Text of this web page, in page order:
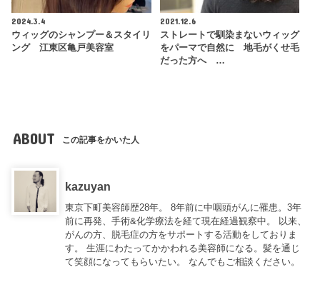
2024.3.4
ウィッグのシャンプー＆スタイリ
ング 江東区亀戸美容室
2021.12.6
ストレートで馴染まないウィッグ
をパーマで自然に 地毛がくせ毛
だった方へ …
ABOUT この記事をかいた人
kazuyan
東京下町美容師歴28年。 8年前に中咽頭がんに罹患。3年
前に再発、手術&化学療法を経て現在経過観察中。 以来、
がんの方、脱毛症の方をサポートする活動をしておりま
す。 生涯にわたってかかわれる美容師になる。髪を通じ
て笑顔になってもらいたい。 なんでもご相談ください。